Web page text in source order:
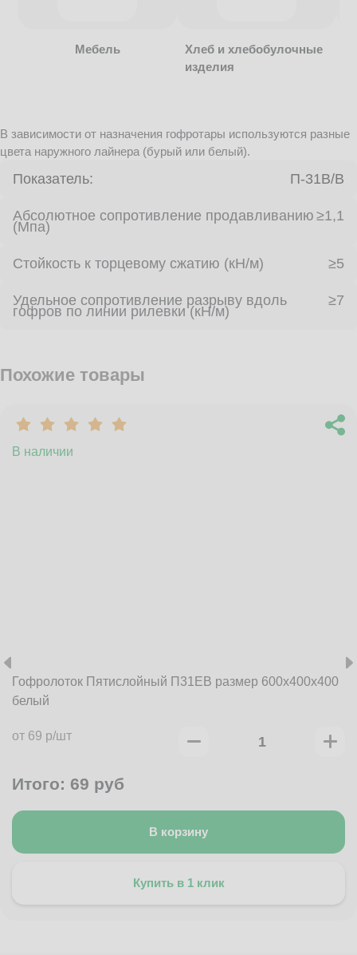
Мебель
Хлеб и хлебобулочные
изделия
В зависимости от назначения гофротары используются разные
цвета наружного лайнера (бурый или белый).
Показатель: П-31В/B
Абсолютное сопротивление продавливанию
(Мпа)
≥1,1
Стойкость к торцевому сжатию (кН/м) ≥5
Удельное сопротивление разрыву вдоль
гофров по линии рилевки (кН/м)
≥7
Похожие товары
В наличии
Гофролоток Пятислойный П31EB размер 600x400x400
белый
от 69 р/шт
Итого: 69 руб
В корзину
Купить в 1 клик